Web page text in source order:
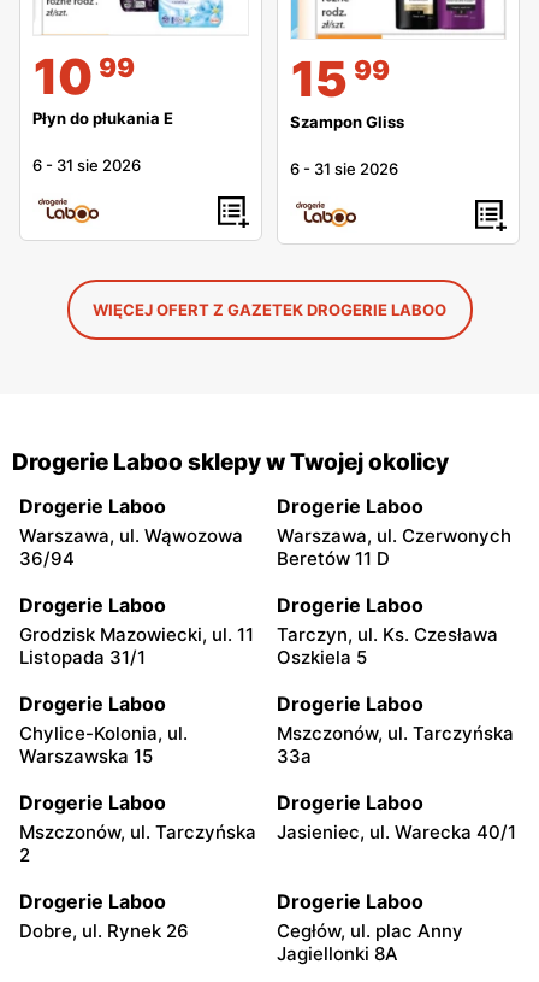
10 99
Płyn do płukania E
6 - 31 sie 2026
15 99
Szampon Gliss
6 - 31 sie 2026
WIĘCEJ OFERT Z GAZETEK DROGERIE LABOO
Drogerie Laboo sklepy w Twojej okolicy
Drogerie Laboo
Warszawa, ul. Wąwozowa
36/94
Drogerie Laboo
Warszawa, ul. Czerwonych
Beretów 11 D
Drogerie Laboo
Grodzisk Mazowiecki, ul. 11
Listopada 31/1
Drogerie Laboo
Tarczyn, ul. Ks. Czesława
Oszkiela 5
Drogerie Laboo
Chylice-Kolonia, ul.
Warszawska 15
Drogerie Laboo
Mszczonów, ul. Tarczyńska
33a
Drogerie Laboo
Mszczonów, ul. Tarczyńska
2
Drogerie Laboo
Jasieniec, ul. Warecka 40/1
Drogerie Laboo
Dobre, ul. Rynek 26
Drogerie Laboo
Cegłów, ul. plac Anny
Jagiellonki 8A